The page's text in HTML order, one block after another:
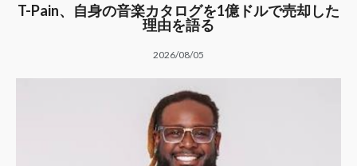
T-Pain、自身の音楽カタログを1億ドルで売却した
理由を語る
2026/08/05